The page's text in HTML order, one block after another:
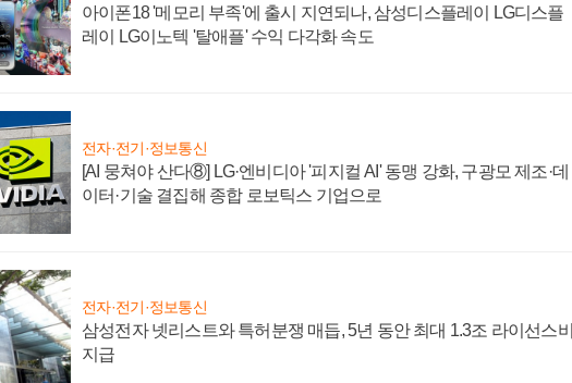
아이폰18 '메모리 부족'에 출시 지연되나, 삼성디스플레이 LG디스플
레이 LG이노텍 '탈애플' 수익 다각화 속도
전자·전기·정보통신
[AI 뭉쳐야 산다⑧] LG·엔비디아 '피지컬 AI' 동맹 강화, 구광모 제조·데
이터·기술 결집해 종합 로보틱스 기업으로
전자·전기·정보통신
삼성전자 넷리스트와 특허분쟁 매듭, 5년 동안 최대 1.3조 라이선스비
지급